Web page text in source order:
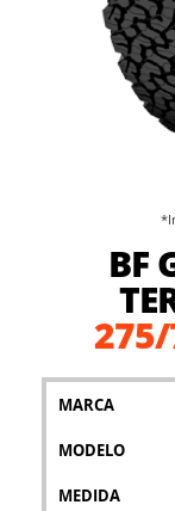
BF
MARCA
MODELO
MEDIDA
de
imágenes